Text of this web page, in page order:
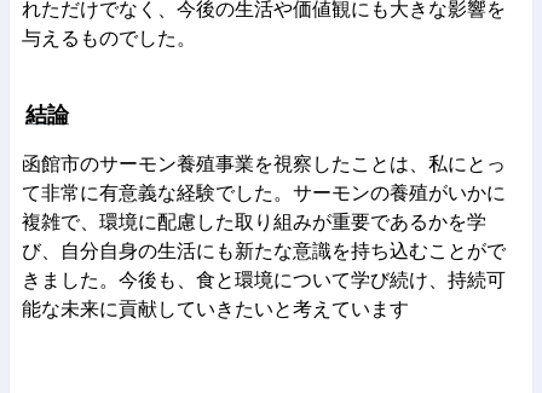
れただけでなく、今後の生活や価値観にも大きな影響を
与えるものでした。
結論
函館市のサーモン養殖事業を視察したことは、私にとっ
て非常に有意義な経験でした。サーモンの養殖がいかに
複雑で、環境に配慮した取り組みが重要であるかを学
び、自分自身の生活にも新たな意識を持ち込むことがで
きました。今後も、食と環境について学び続け、持続可
能な未来に貢献していきたいと考えています